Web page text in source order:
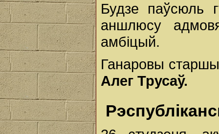
Будзе паўсюль
аншлюсу
амбіцый.
Ганаровы
Алег Трусаў.